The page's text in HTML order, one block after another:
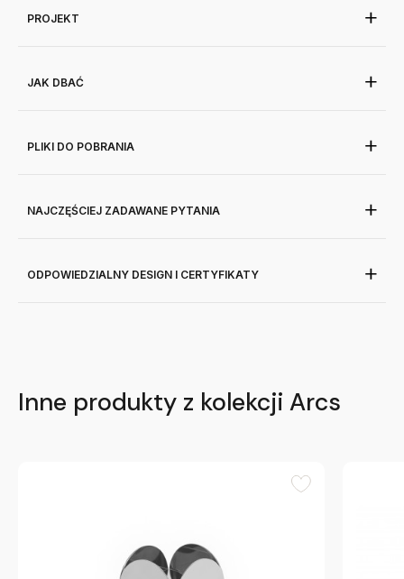
PROJEKT
JAK DBAĆ
PLIKI DO POBRANIA
NAJCZĘŚCIEJ ZADAWANE PYTANIA
ODPOWIEDZIALNY DESIGN I CERTYFIKATY
Inne produkty z kolekcji Arcs